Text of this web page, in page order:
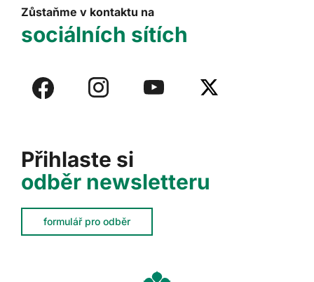
Přihlaste si
odběr newsletteru
formulář pro odběr
Zůstaňme v kontaktu na
sociálních sítích